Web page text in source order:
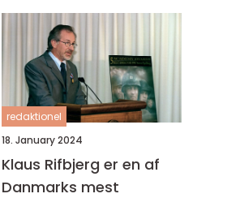
digter, hvis bidrag til
dansk litteratur har
imponeret generationer
af læsere og kritikere
redaktionel
18. January 2024
Klaus Rifbjerg er en af
Danmarks mest